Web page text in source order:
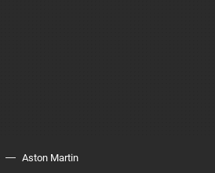
Aston Martin